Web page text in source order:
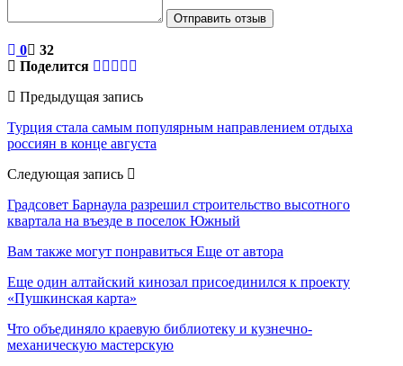
Отправить отзыв
0
32
Поделится
Предыдущая запись
Турция стала самым популярным направлением отдыха
россиян в конце августа
Следующая запись
Градсовет Барнаула разрешил строительство высотного
квартала на въезде в поселок Южный
Вам также могут понравиться Еще от автора
Еще один алтайский кинозал присоединился к проекту
«Пушкинская карта»
Что объединяло краевую библиотеку и кузнечно-
механическую мастерскую